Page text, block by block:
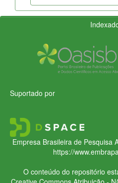
Suportado por
Empresa Brasileira de Pesquisa
https://
O conteúdo do repositório